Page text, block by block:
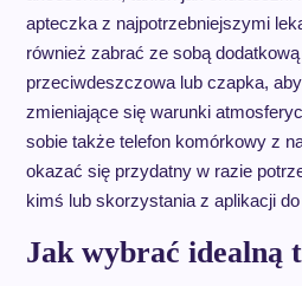
apteczka z najpotrzebniejszymi
również zabrać ze sobą
przeciwdeszczowa lub czapka,
zmieniające się warunki
sobie także telefon komórkowy z
okazać się przydatny w razie
kimś lub skorzystania z aplikacji
Jak wybrać idealną